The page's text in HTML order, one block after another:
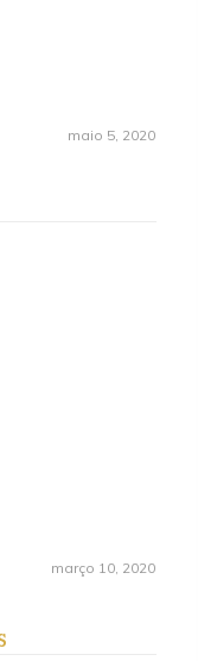
maio 5, 2020
março 10, 2020